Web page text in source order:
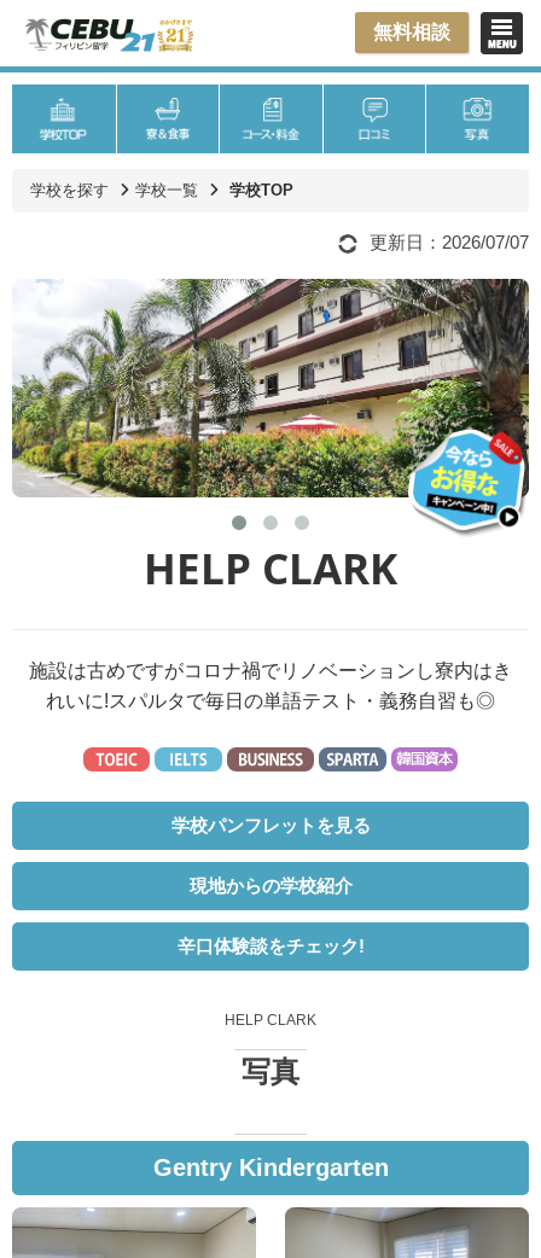
無料相談
学校を探す 学校一覧 学校TOP
更新日：2026/07/07
HELP CLARK
施設は古めですがコロナ禍でリノベーションし寮内はき
れいに!スパルタで毎日の単語テスト・義務自習も◎
学校パンフレットを見る
現地からの学校紹介
辛口体験談をチェック!
HELP CLARK
写真
Gentry Kindergarten